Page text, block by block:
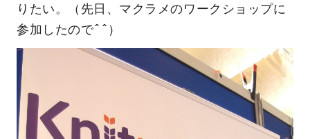
りたい。（先日、マクラメのワークショップに
参加したので^^）